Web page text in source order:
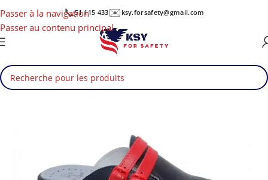
Passer à la navigation
Passer au contenu principal
📞51 115 433✉️ ksy.forsafety@gmail.com